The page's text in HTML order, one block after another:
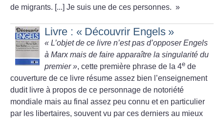
de migrants. [...] Je suis une de ces personnes. »
Livre : « Découvrir Engels »
« L’objet de ce livre n’est pas d’opposer Engels
à Marx mais de faire apparaître la singularité du
premier », cette première phrase de la 4e de
couverture de ce livre résume assez bien l’enseignement
dudit livre à propos de ce personnage de notoriété
mondiale mais au final assez peu connu et en particulier
par les libertaires, souvent vu par ces derniers au mieux